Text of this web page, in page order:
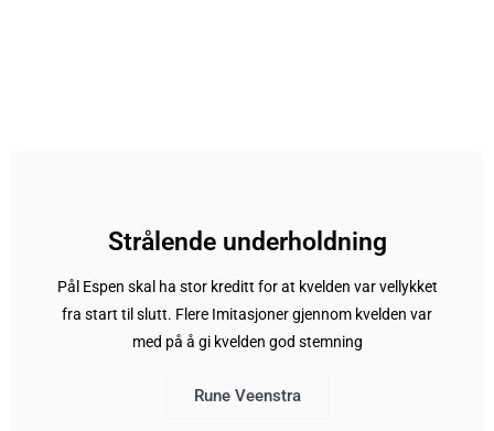
Strålende underholdning
Pål Espen skal ha stor kreditt for at kvelden var vellykket
fra start til slutt. Flere Imitasjoner gjennom kvelden var
med på å gi kvelden god stemning
Rune Veenstra